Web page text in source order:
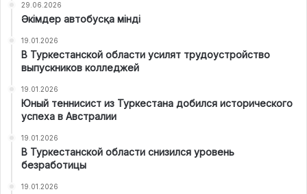
29.06.2026
Әкімдер автобусқа мінді
19.01.2026
В Туркестанской области усилят трудоустройство
выпускников колледжей
19.01.2026
Юный теннисист из Туркестана добился исторического
успеха в Австралии
19.01.2026
В Туркестанской области снизился уровень
безработицы
19.01.2026